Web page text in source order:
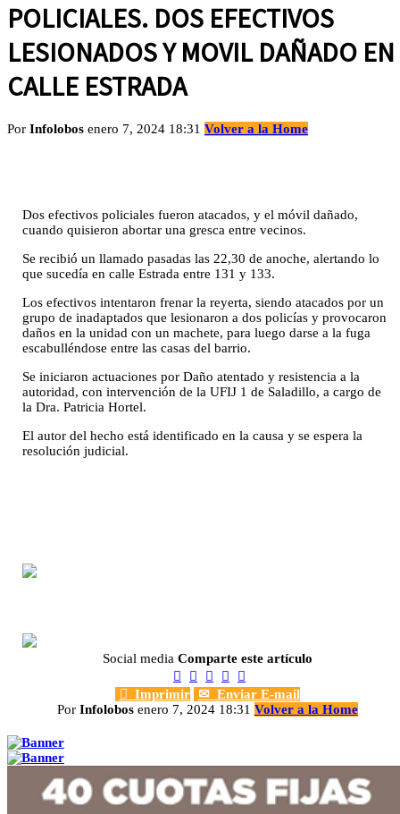
POLICIALES. DOS EFECTIVOS
LESIONADOS Y MOVIL DAÑADO EN
CALLE ESTRADA
Por Infolobos enero 7, 2024 18:31 Volver a la Home
Dos efectivos policiales fueron atacados, y el móvil dañado,
cuando quisieron abortar una gresca entre vecinos.
Se recibió un llamado pasadas las 22,30 de anoche, alertando lo
que sucedía en calle Estrada entre 131 y 133.
Los efectivos intentaron frenar la reyerta, siendo atacados por un
grupo de inadaptados que lesionaron a dos policías y provocaron
daños en la unidad con un machete, para luego darse a la fuga
escabulléndose entre las casas del barrio.
Se iniciaron actuaciones por Daño atentado y resistencia a la
autoridad, con intervención de la UFIJ 1 de Saladillo, a cargo de
la Dra. Patricia Hortel.
El autor del hecho está identificado en la causa y se espera la
resolución judicial.
Social media Comparte este artículo

  

 Imprimir ✉Enviar E-mail
Por Infolobos enero 7, 2024 18:31 Volver a la Home